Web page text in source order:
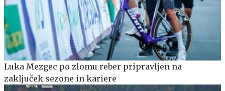
Luka Mezgec po zlomu reber pripravljen na
zaključek sezone in kariere